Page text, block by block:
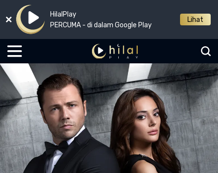
HilalPlay
PERCUMA - di dalam Google Play
Lihat